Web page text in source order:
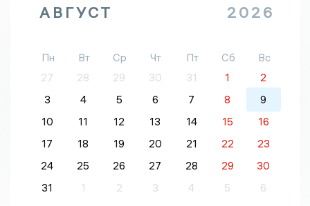
АВГУСТ 2026
Пн Вт Ср Чт Пт Сб
Вс
27
28 29 30 31 1
2
3
4 5 6 7 8
9
10
11 12 13 14 15
16
17
18 19 20 21 22
23
24
25 26 27 28 29
30
31
1 2 3 4 5 6